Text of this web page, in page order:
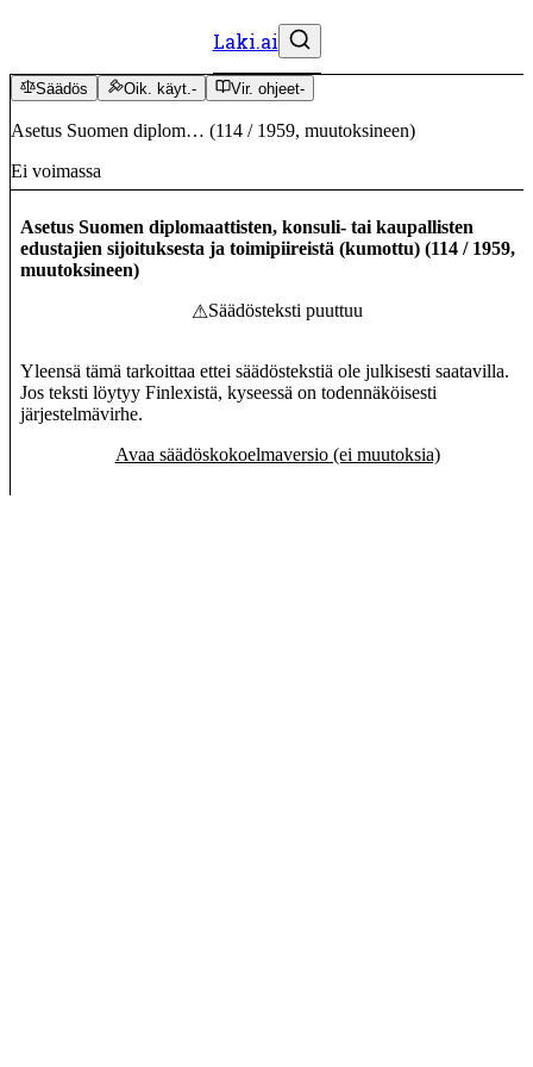
Laki.ai
Säädös Oik. käyt.- Vir. ohjeet-
Asetus Suomen diplom… (114 / 1959, muutoksineen)
Ei voimassa
Asetus Suomen diplomaattisten, konsuli- tai kaupallisten
edustajien sijoituksesta ja toimipiireistä (kumottu) (114 / 1959,
muutoksineen)
⚠Säädösteksti puuttuu
Yleensä tämä tarkoittaa ettei säädöstekstiä ole julkisesti saatavilla.
Jos teksti löytyy Finlexistä, kyseessä on todennäköisesti
järjestelmävirhe.
Avaa säädöskokoelmaversio (ei muutoksia)